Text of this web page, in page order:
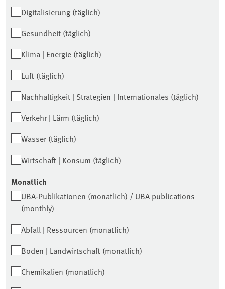
Digitalisierung (täglich)
Gesundheit (täglich)
Klima | Energie (täglich)
Luft (täglich)
Nachhaltigkeit | Strategien | Internationales (täglich)
Verkehr | Lärm (täglich)
Wasser (täglich)
Wirtschaft | Konsum (täglich)
Monatlich
UBA-Publikationen (monatlich) / UBA publications
(monthly)
Abfall | Ressourcen (monatlich)
Boden | Landwirtschaft (monatlich)
Chemikalien (monatlich)